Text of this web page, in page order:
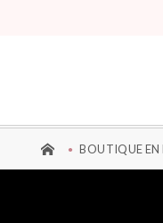
BOUTIQUE EN